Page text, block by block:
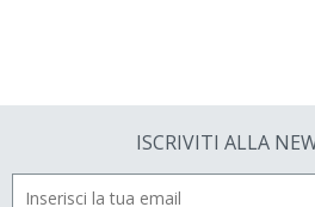
ISCRIVITI ALLA